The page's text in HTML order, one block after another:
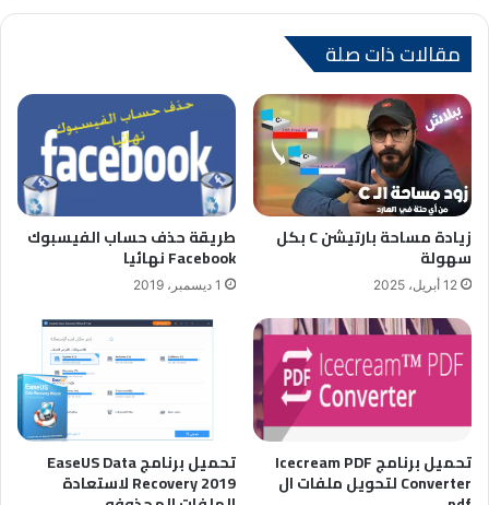
الوي
ب
وك
س
ام
مقالات ذات صلة
زيادة مساحة بارتيشن C بكل
سهولة
12 أبريل، 2025
طريقة حذف حساب الفيسبوك
Facebook نهائيا
1 ديسمبر، 2019
تحميل برنامج Icecream PDF
Converter لتحويل ملفات ال
تحميل برنامج EaseUS Data
Recovery 2019 لاستعادة